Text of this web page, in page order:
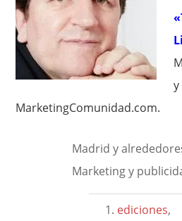
MarketingComunidad.com.
Madrid y
Marketing y
ediciones,